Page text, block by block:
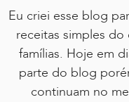
Eu criei esse blog
receitas simples do
famílias. Hoje em
parte do blog
continuam no